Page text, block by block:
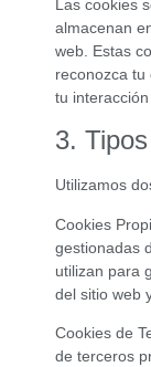
Las cookies
almacenan
web. Estas
reconozca tu
tu interacción
3.
Utilizamos
Cookies
gestionadas
utilizan para
del sitio web
Cookies de
de terceros